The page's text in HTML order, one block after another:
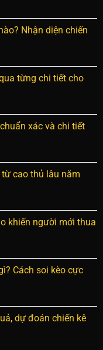
Nhận diện chiến
từng chi tiết cho
xác và chi tiết
cao thủ lâu năm
khiến người mới thua
Cách soi kèo cực
dự đoán chiến kê